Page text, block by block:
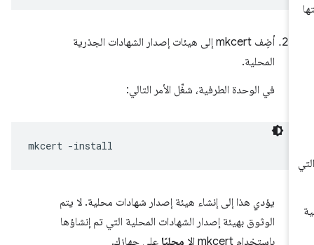
أضِف mkcert إلى هيئات إصدار الشهادات الجذرية
المحلية.
في الوحدة الطرفية، شغِّل الأمر التالي:
mkcert
يؤدي هذا إلى إنشاء هيئة إصدار شهادات محلية. لا يتم
الوثوق بهيئة إصدار الشهادات المحلية التي تم إنشاؤها
باستخدام mkcert إلا
محليًاعلى جهازك.